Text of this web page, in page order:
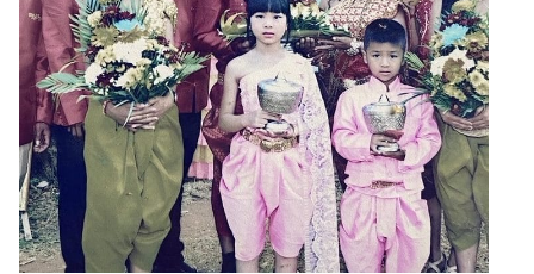
見
白
色
恐
怖、
與
聾
伴
侶
經